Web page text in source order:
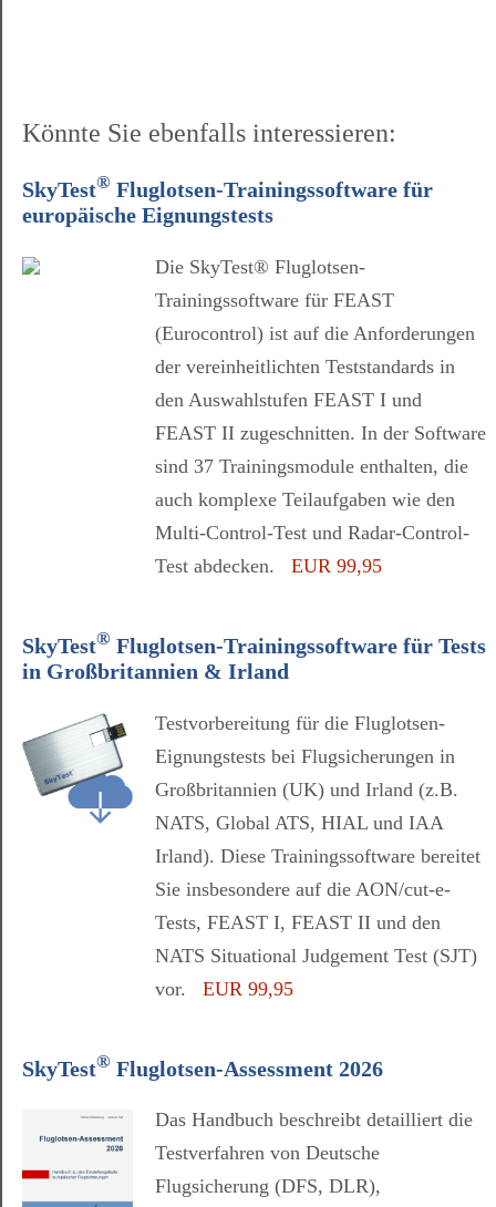
Könnte Sie ebenfalls interessieren:
SkyTest® Fluglotsen-Trainingssoftware für
europäische Eignungstests
Die SkyTest® Fluglotsen-
Trainingssoftware für FEAST
(Eurocontrol) ist auf die Anforderungen
der vereinheitlichten Teststandards in
den Auswahlstufen FEAST I und
FEAST II zugeschnitten. In der Software
sind 37 Trainingsmodule enthalten, die
auch komplexe Teilaufgaben wie den
Multi-Control-Test und Radar-Control-
Test abdecken. EUR 99,95
SkyTest® Fluglotsen-Trainingssoftware für Tests
in Großbritannien & Irland
Testvorbereitung für die Fluglotsen-
Eignungstests bei Flugsicherungen in
Großbritannien (UK) und Irland (z.B.
NATS, Global ATS, HIAL und IAA
Irland). Diese Trainingssoftware bereitet
Sie insbesondere auf die AON/cut-e-
Tests, FEAST I, FEAST II und den
NATS Situational Judgement Test (SJT)
vor. EUR 99,95
SkyTest® Fluglotsen-Assessment 2026
Das Handbuch beschreibt detailliert die
Testverfahren von Deutsche
Flugsicherung (DFS, DLR),